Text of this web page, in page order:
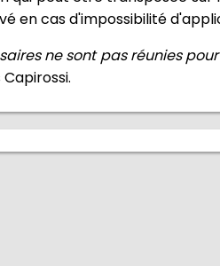
en cas d'impossibilité
ne sont pas réunies